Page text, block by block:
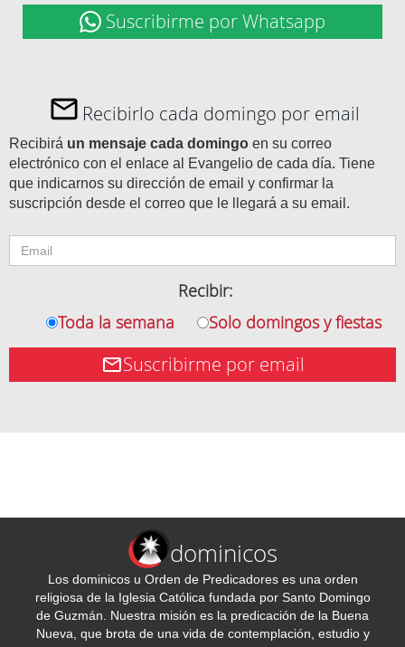
Suscribirme por Whatsapp
Recibirlo cada domingo por email
Recibirá un mensaje cada domingo en su correo
electrónico con el enlace al Evangelio de cada día. Tiene
que indicarnos su dirección de email y confirmar la
suscripción desde el correo que le llegará a su email.
Recibir:
Toda la semana
Solo domingos y fiestas
Suscribirme por email
dominicos
Los dominicos u Orden de Predicadores es una orden
religiosa de la Iglesia Católica fundada por Santo Domingo
de Guzmán. Nuestra misión es la predicación de la Buena
Nueva, que brota de una vida de contemplación, estudio y